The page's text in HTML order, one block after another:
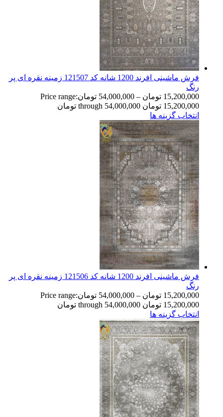
فرش ماشینی افرند 1200 شانه کد 121507 زمینه نقره ای پر
رنگ
15,200,000 تومان –
54,000,000 تومانPrice range:
15,200,000 تومان through 54,000,000 تومان
انتخاب گزینه ها
فرش ماشینی افرند 1200 شانه کد 121506 زمینه نقره ای پر
رنگ
15,200,000 تومان –
54,000,000 تومانPrice range:
15,200,000 تومان through 54,000,000 تومان
انتخاب گزینه ها